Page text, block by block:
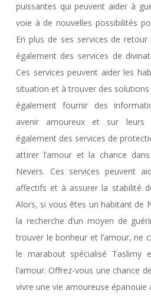
puissantes qui peuvent aider à
voie à de nouvelles possibilités
En plus de ses services de
également des services de
Ces services peuvent aider les
situation et à trouver des
également fournir des
avenir amoureux et sur leurs
également des services de
attirer l’amour et la chance
Nevers. Ces services peuvent
affectifs et à assurer la stabilité
Alors, si vous êtes un habitant de
la recherche d’un moyen de
trouver le bonheur et l’amour, ne
le marabout spécialisé Taslimy
l’amour. Offrez-vous une chance
vivre une vie amoureuse épanouie